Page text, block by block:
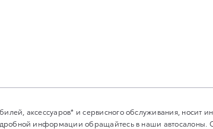
аксессуаров* и сервисного обслуживания, носит
информации обращайтесь в наши